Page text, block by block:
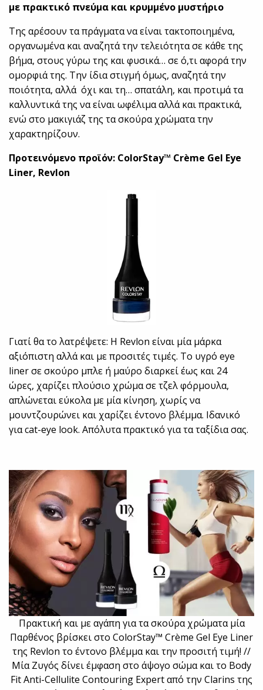
με πρακτικό πνεύμα και κρυμμένο μυστήριο
Της αρέσουν τα πράγματα να είναι τακτοποιημένα,
οργανωμένα και αναζητά την τελειότητα σε κάθε της
βήμα, στους γύρω της και φυσικά… σε ό,τι αφορά την
ομορφιά της. Την ίδια στιγμή όμως, αναζητά την
ποιότητα, αλλά όχι και τη… σπατάλη, και προτιμά τα
καλλυντικά της να είναι ωφέλιμα αλλά και πρακτικά,
ενώ στο μακιγιάζ της τα σκούρα χρώματα την
χαρακτηρίζουν.
Προτεινόμενο προϊόν: ColorStay™ Crème Gel Eye
Liner, Revlon
Γιατί θα το λατρέψετε: Η Revlon είναι μία μάρκα
αξιόπιστη αλλά και με προσιτές τιμές. Το υγρό eye
liner σε σκούρο μπλε ή μαύρο διαρκεί έως και 24
ώρες, χαρίζει πλούσιο χρώμα σε τζελ φόρμουλα,
απλώνεται εύκολα με μία κίνηση, χωρίς να
μουντζουρώνει και χαρίζει έντονο βλέμμα. Ιδανικό
για cat-eye look. Απόλυτα πρακτικό για τα ταξίδια σας.
Πρακτική και με αγάπη για τα σκούρα χρώματα μία
Παρθένος βρίσκει στο ColorStay™ Crème Gel Eye Liner
της Revlon το έντονο βλέμμα και την προσιτή τιμή! //
Μία Ζυγός δίνει έμφαση στο άψογο σώμα και το Body
Fit Anti-Cellulite Contouring Expert από την Clarins της